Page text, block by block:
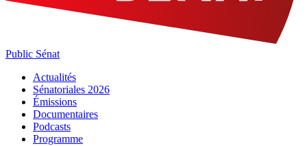
Public Sénat
Actualités
Sénatoriales 2026
Émissions
Documentaires
Podcasts
Programme